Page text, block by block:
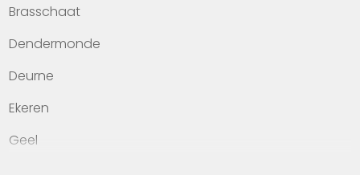
Veelgestelde vragen
Werken bij Heylen Vastgoed
Contact
Brasschaat
Dendermonde
Deurne
Ekeren
Geel